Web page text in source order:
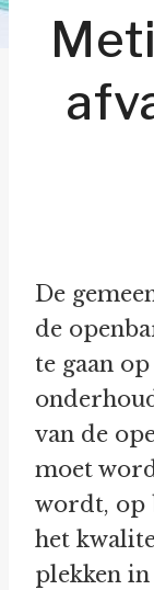
De
de
te gaan
van de
moet
wordt, op
het
plekken